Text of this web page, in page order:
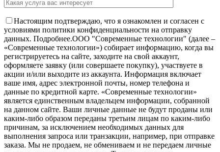
Настоящим подтверждаю, что я ознакомлен и согласен с
условиями политики конфиденциальности на отправку
данных. Подробнее.OOO "Современные технологии" (далее –
«Современные технологии») собирает информацию, когда вы
регистрируетесь на сайте, заходите на свой аккаунт,
оформляете заявку (или совершаете покупку), участвуете в
акции и/или выходите из аккаунта. Информация включает
ваше имя, адрес электронной почты, номер телефона и
данные по кредитной карте. «Современные технологии»
является единственным владельцем информации, собранной
на данном сайте. Ваши личные данные не будут проданы или
каким-либо образом переданы третьим лицам по каким-либо
причинам, за исключением необходимых данных для
выполнения запроса или транзакции, например, при отправке
заказа. Мы не продаем, не обмениваем и не передаем личные